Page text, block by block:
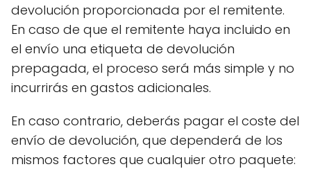
devolución proporcionada por el remitente.
En caso de que el remitente haya incluido en
el envío una etiqueta de devolución
prepagada, el proceso será más simple y no
incurrirás en gastos adicionales.
En caso contrario, deberás pagar el coste del
envío de devolución, que dependerá de los
mismos factores que cualquier otro paquete: